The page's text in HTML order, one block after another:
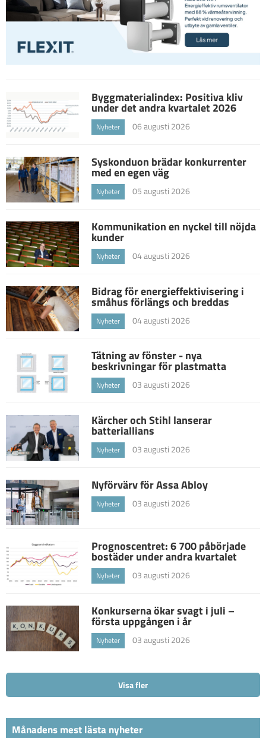
Byggmaterialindex: Positiva kliv
under det andra kvartalet 2026
Nyheter 06 augusti 2026
Syskonduon brädar konkurrenter
med en egen väg
Nyheter 05 augusti 2026
Kommunikation en nyckel till nöjda
kunder
Nyheter 04 augusti 2026
Bidrag för energieffektivisering i
småhus förlängs och breddas
Nyheter 04 augusti 2026
Tätning av fönster - nya
beskrivningar för plastmatta
Nyheter 03 augusti 2026
Kärcher och Stihl lanserar
batteriallians
Nyheter 03 augusti 2026
Nyförvärv för Assa Abloy
Nyheter 03 augusti 2026
Prognoscentret: 6 700 påbörjade
bostäder under andra kvartalet
Nyheter 03 augusti 2026
Konkurserna ökar svagt i juli –
första uppgången i år
Nyheter 03 augusti 2026
Visa fler
Månadens mest lästa nyheter